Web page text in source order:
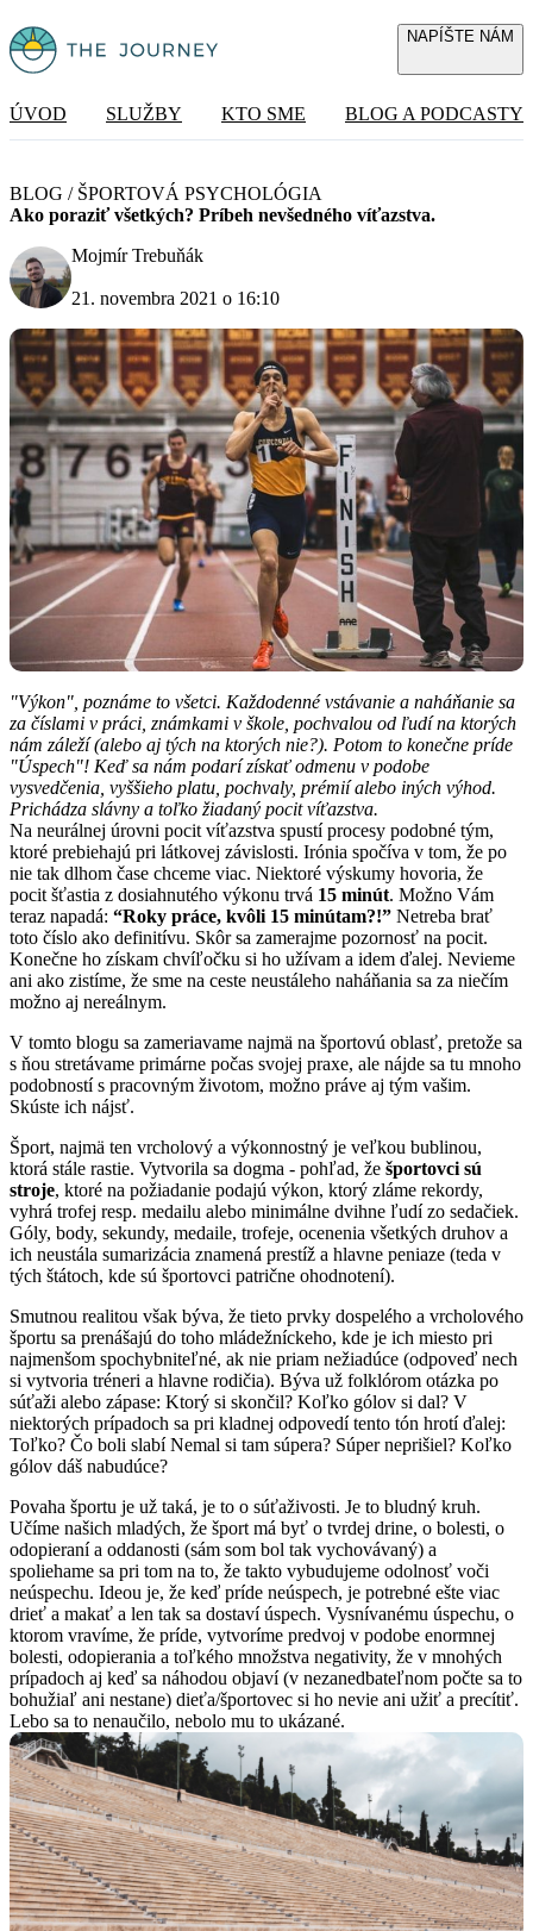
ÚVOD SLUŽBY KTO SME BLOG A PODCASTY
NAPÍŠTE NÁM
BLOG / ŠPORTOVÁ PSYCHOLÓGIA
Ako poraziť všetkých? Príbeh nevšedného víťazstva.
Mojmír Trebuňák
21. novembra 2021 o 16:10
"Výkon", poznáme to všetci. Každodenné vstávanie a naháňanie sa
za číslami v práci, známkami v škole, pochvalou od ľudí na ktorých
nám záleží (alebo aj tých na ktorých nie?). Potom to konečne príde
"Úspech"! Keď sa nám podarí získať odmenu v podobe
vysvedčenia, vyššieho platu, pochvaly, prémií alebo iných výhod.
Prichádza slávny a toľko žiadaný pocit víťazstva.
Na neurálnej úrovni pocit víťazstva spustí procesy podobné tým,
ktoré prebiehajú pri látkovej závislosti. Irónia spočíva v tom, že po
nie tak dlhom čase chceme viac. Niektoré výskumy hovoria, že
pocit šťastia z dosiahnutého výkonu trvá 15 minút. Možno Vám
teraz napadá: “Roky práce, kvôli 15 minútam?!” Netreba brať
toto číslo ako definitívu. Skôr sa zamerajme pozornosť na pocit.
Konečne ho získam chvíľočku si ho užívam a idem ďalej. Nevieme
ani ako zistíme, že sme na ceste neustáleho naháňania sa za niečím
možno aj nereálnym.
V tomto blogu sa zameriavame najmä na športovú oblasť, pretože sa
s ňou stretávame primárne počas svojej praxe, ale nájde sa tu mnoho
podobností s pracovným životom, možno práve aj tým vašim.
Skúste ich nájsť.
Šport, najmä ten vrcholový a výkonnostný je veľkou bublinou,
ktorá stále rastie. Vytvorila sa dogma - pohľad, že športovci sú
stroje, ktoré na požiadanie podajú výkon, ktorý zláme rekordy,
vyhrá trofej resp. medailu alebo minimálne dvihne ľudí zo sedačiek.
Góly, body, sekundy, medaile, trofeje, ocenenia všetkých druhov a
ich neustála sumarizácia znamená prestíž a hlavne peniaze (teda v
tých štátoch, kde sú športovci patrične ohodnotení).
Smutnou realitou však býva, že tieto prvky dospelého a vrcholového
športu sa prenášajú do toho mládežníckeho, kde je ich miesto pri
najmenšom spochybniteľné, ak nie priam nežiadúce (odpoveď nech
si vytvoria tréneri a hlavne rodičia). Býva už folklórom otázka po
súťaži alebo zápase: Ktorý si skončil? Koľko gólov si dal? V
niektorých prípadoch sa pri kladnej odpovedí tento tón hrotí ďalej:
Toľko? Čo boli slabí Nemal si tam súpera? Súper neprišiel? Koľko
gólov dáš nabudúce?
Povaha športu je už taká, je to o súťaživosti. Je to bludný kruh.
Učíme našich mladých, že šport má byť o tvrdej drine, o bolesti, o
odopieraní a oddanosti (sám som bol tak vychovávaný) a
spoliehame sa pri tom na to, že takto vybudujeme odolnosť voči
neúspechu. Ideou je, že keď príde neúspech, je potrebné ešte viac
drieť a makať a len tak sa dostaví úspech. Vysnívanému úspechu, o
ktorom vravíme, že príde, vytvoríme predvoj v podobe enormnej
bolesti, odopierania a toľkého množstva negativity, že v mnohých
prípadoch aj keď sa náhodou objaví (v nezanedbateľnom počte sa to
bohužiaľ ani nestane) dieťa/športovec si ho nevie ani užiť a precítiť.
Lebo sa to nenaučilo, nebolo mu to ukázané.